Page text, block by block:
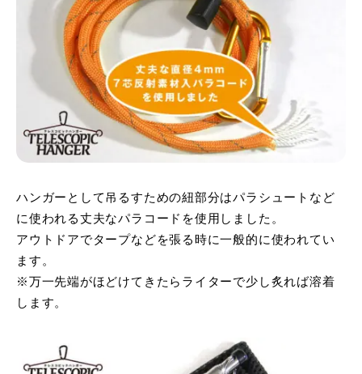
ハンガーとして吊るすための紐部分はパラシュートなど
に使われる丈夫なパラコードを使用しました。
アウトドアでタープなどを張る時に一般的に使われてい
ます。
※万一先端がほどけてきたらライターで少し炙れば溶着
します。